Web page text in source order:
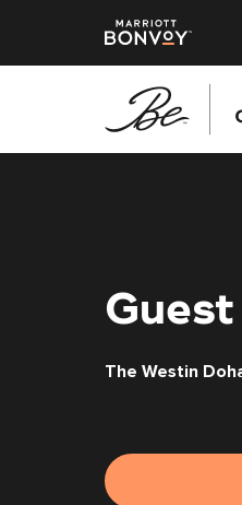
The Westin